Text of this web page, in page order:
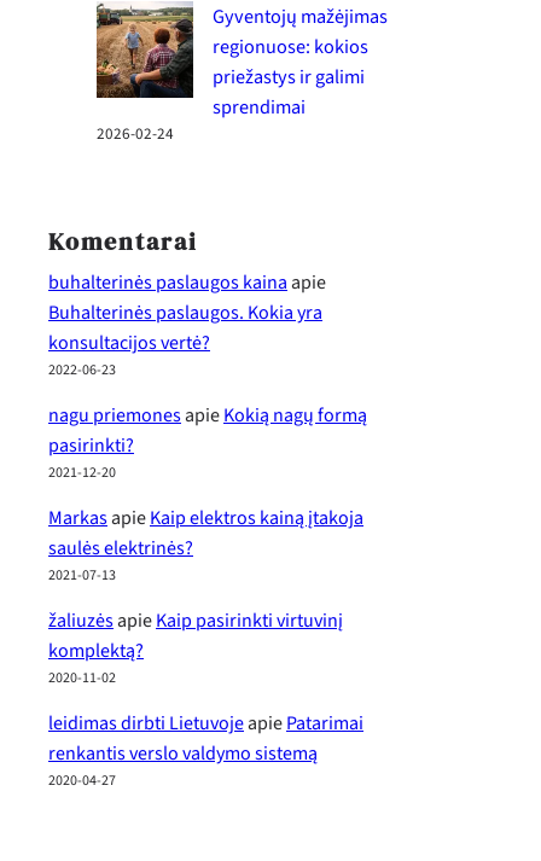
Gyventojų mažėjimas
regionuose: kokios
priežastys ir galimi
sprendimai
2026-02-24
Komentarai
buhalterinės paslaugos kainaapie
Buhalterinės paslaugos. Kokia yra
konsultacijos vertė?
2022-06-23
nagu priemonesapieKokią nagų formą
pasirinkti?
2021-12-20
MarkasapieKaip elektros kainą įtakoja
saulės elektrinės?
2021-07-13
žaliuzėsapieKaip pasirinkti virtuvinį
komplektą?
2020-11-02
leidimas dirbti LietuvojeapiePatarimai
renkantis verslo valdymo sistemą
2020-04-27